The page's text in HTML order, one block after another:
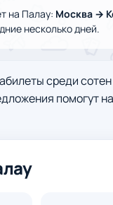
на Палау: Москва →
несколько дней.
среди
помогут